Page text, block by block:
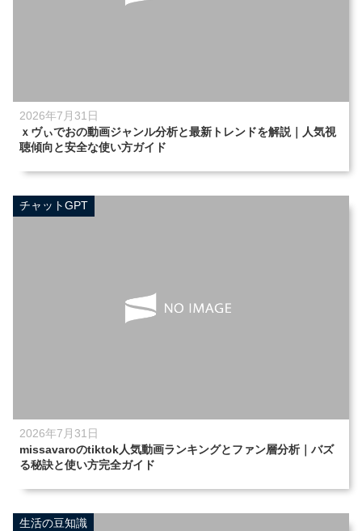
2026年7月31日
ｘヴぃでおの動画ジャンル分析と最新トレンドを解説｜人気視
聴傾向と安全な使い方ガイド
チャットGPT
2026年7月31日
missavaroのtiktok人気動画ランキングとファン層分析｜バズ
る秘訣と使い方完全ガイド
生活の豆知識